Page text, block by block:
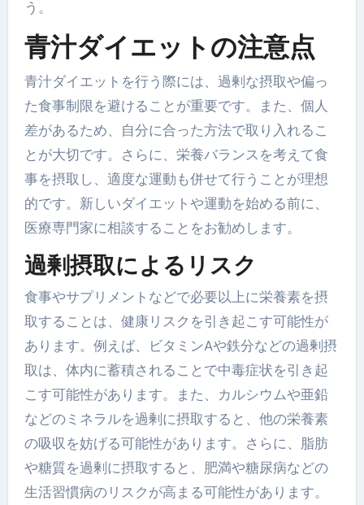
う。
青汁ダイエットの注意点
青汁ダイエットを行う際には、過剰な摂取や偏っ
た食事制限を避けることが重要です。また、個人
差があるため、自分に合った方法で取り入れるこ
とが大切です。さらに、栄養バランスを考えて食
事を摂取し、適度な運動も併せて行うことが理想
的です。新しいダイエットや運動を始める前に、
医療専門家に相談することをお勧めします。
過剰摂取によるリスク
食事やサプリメントなどで必要以上に栄養素を摂
取することは、健康リスクを引き起こす可能性が
あります。例えば、ビタミンAや鉄分などの過剰摂
取は、体内に蓄積されることで中毒症状を引き起
こす可能性があります。また、カルシウムや亜鉛
などのミネラルを過剰に摂取すると、他の栄養素
の吸収を妨げる可能性があります。さらに、脂肪
や糖質を過剰に摂取すると、肥満や糖尿病などの
生活習慣病のリスクが高まる可能性があります。